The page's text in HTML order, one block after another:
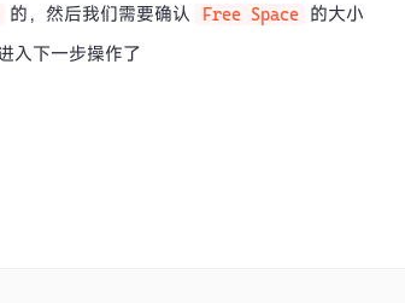
的，然后我们需要确认 Free Space
的大小
入下一步操作了